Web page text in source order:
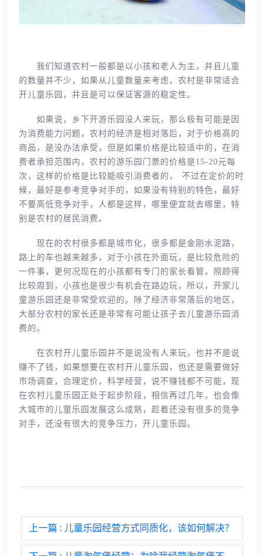
我们知道农村一般都是以小孩和老人为主，并且儿童
的数量并不少，如果从儿童数量来考虑，农村是非常适合
开儿童乐园，并且是可以保证客源的稳定性。
如果说，乡下开游乐园没人来玩，那么极有可能是因
为消费能力问题，农村的经济是相对落后，对于价格高的
商品，是没办法承受，但是如果价格是比较适中的，在消
费者承担范围内，农村的游乐园门票的价格是15-20元每
次，这样的价格是比较能吸引消费者的， 不过在定价的时
候，最好是参考竞争对手的，如果没有特别的特色，最好
不要高低竞争对手，人都是这样，哪里便宜就去哪里，特
别是农村的居民消费。
现在的农村很多都是城市化，很多都是金刚水泥路，
路上的车也越来越多，对于小孩在外面玩，是比较危险的
一件事，更何况现在的小孩都有专门的家长看管，照顾得
比较周到，小孩也是很少有机会在路边玩，所以，开家儿
童游乐园还是非常受欢迎的。除了经济非常落后的地区，
大部分农村的家长还是非常有可能让孩子去儿童游乐园消
费的。
在农村开儿童乐园并不是说没有人来玩，也并不是说
赚不了钱，如果想要在农村开儿童乐园，也还是需要做好
市场调查，合理定价，科学经营，说不赚钱都不可能，现
在农村儿童乐园正处于起步阶段，相信再过几年，也会像
大城市的儿童乐园发展这么成熟，趁着还没有很多的竞争
对手，还没有很大的竞争压力，开儿童乐园。
上一篇 : 儿童乐园经营方式同质化，该如何解决？